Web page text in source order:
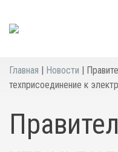
Главная | Новости |
техприсоединение к